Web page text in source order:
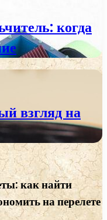
когда
взгляд на
как найти
на перелете